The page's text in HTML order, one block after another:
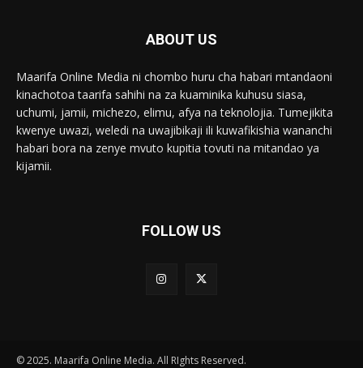
ABOUT US
Maarifa Online Media ni chombo huru cha habari mtandaoni
kinachotoa taarifa sahihi na za kuaminika kuhusu siasa,
uchumi, jamii, michezo, elimu, afya na teknolojia. Tumejikita
kwenye uwazi, weledi na uwajibikaji ili kuwafikishia wananchi
habari bora na zenye mvuto kupitia tovuti na mitandao ya
kijamii.
FOLLOW US
© 2025. Maarifa Online Media. All RIghts Reserved.